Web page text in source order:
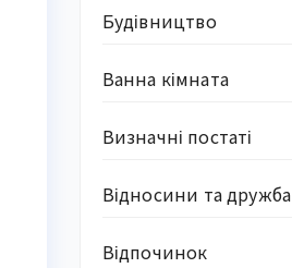
Будівництво
Ванна кімната
Визначні постаті
Відносини та дружба
Відпочинок